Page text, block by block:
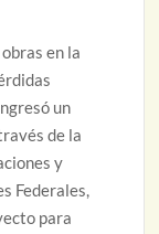
en la
un
de la
y
Federales,
para